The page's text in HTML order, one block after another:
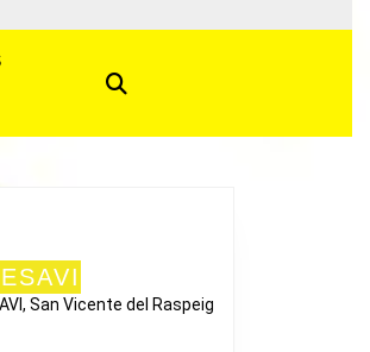
San Vicente del Raspeig